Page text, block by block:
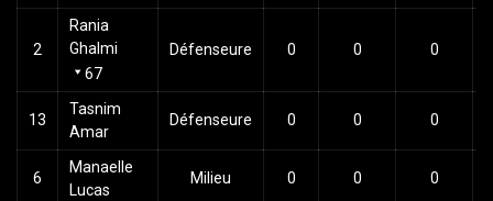
2
Rania
Ghalmi
67
Défenseure 0 0 0
13
Tasnim
Amar
Défenseure 0 0 0
6
Manaelle
Lucas
Milieu 0 0 0